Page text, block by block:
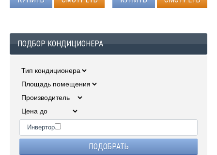
ПОДБОР КОНДИЦИОНЕРА
Инвертор